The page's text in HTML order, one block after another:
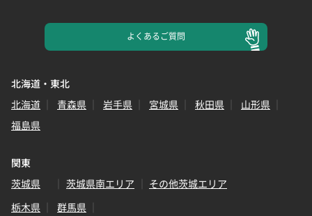
よくあるご質問
北海道・東北
北海道
青森県 岩手県 宮城県 秋田県
山形県
福島県
関東
茨城県
茨城県南エリア
その他茨城エリア
栃木県
群馬県